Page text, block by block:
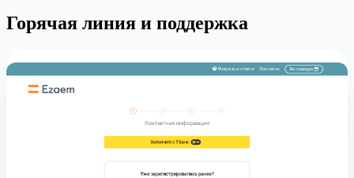
Горячая линия и поддержка